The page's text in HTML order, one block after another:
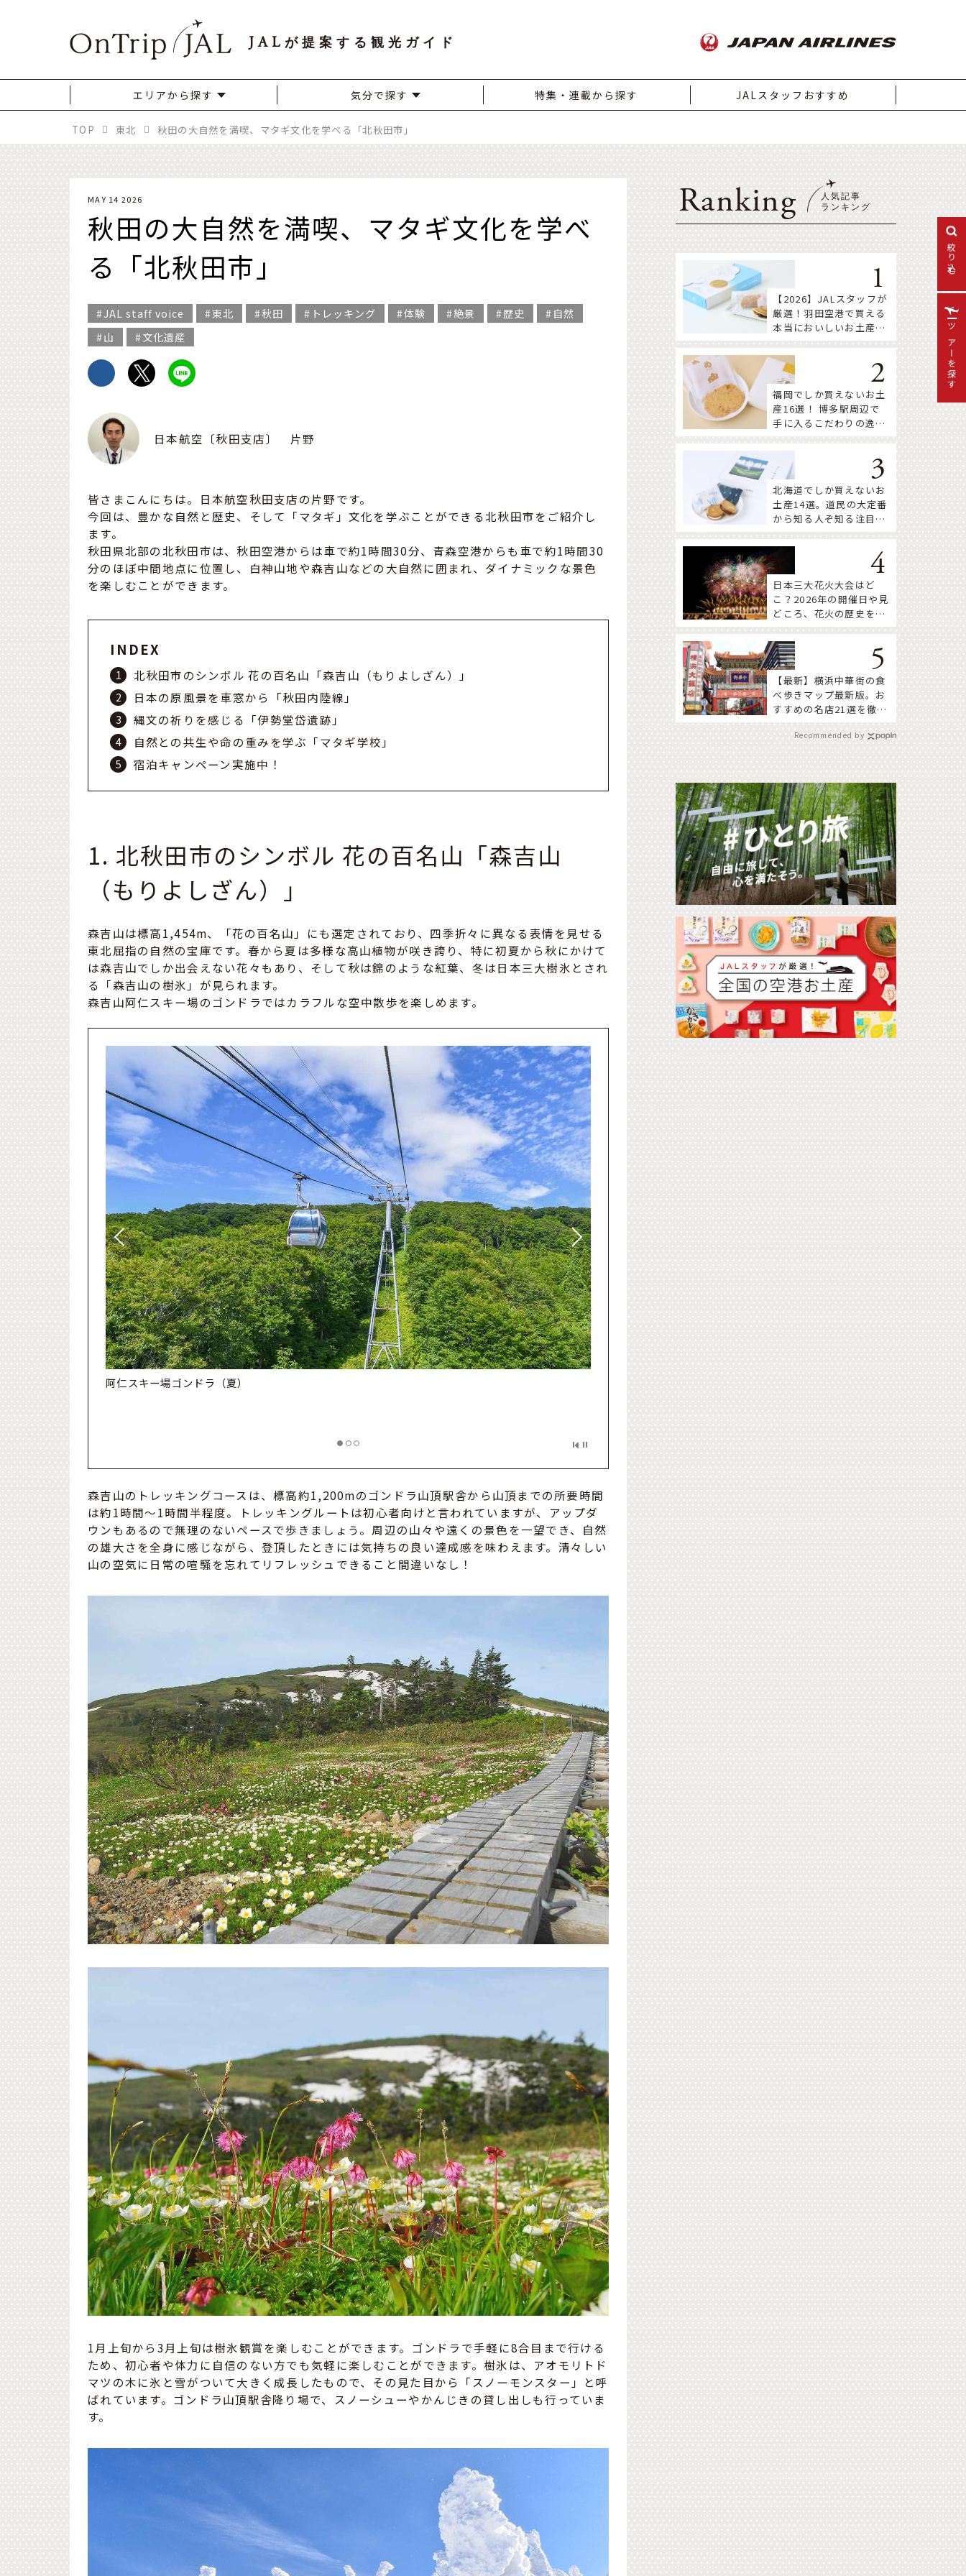
絞り込む
JAL が提案する観光ガイド
エリアから探す 気分で探す 特集・連載から探す JALスタッフおすすめ
TOP 東北 秋田の大自然を満喫、マタギ文化を学べる「北秋田市」
MAY 14 2026
秋田の大自然を満喫、マタギ文化を学べ
る「北秋田市」
JAL staff voice 東北 秋田 トレッキング 体験 絶景 歴史
自然
山
文化遺産
日本航空〔秋田支店〕 片野
皆さまこんにちは。日本航空秋田支店の片野です。
今回は、豊かな自然と歴史、そして「マタギ」文化を学ぶことができる北秋田市をご紹介し
ます。
秋田県北部の北秋田市は、秋田空港からは車で約1時間30分、青森空港からも車で約1時間30
分のほぼ中間地点に位置し、白神山地や森吉山などの大自然に囲まれ、ダイナミックな景色
を楽しむことができます。
INDEX
北秋田市のシンボル 花の百名山「森吉山（もりよしざん）」
日本の原風景を車窓から「秋田内陸線」
縄文の祈りを感じる「伊勢堂岱遺跡」
自然との共生や命の重みを学ぶ「マタギ学校」
宿泊キャンペーン実施中！
1. 北秋田市のシンボル 花の百名山「森吉山
（もりよしざん）」
森吉山は標高1,454m、「花の百名山」にも選定されており、四季折々に異なる表情を見せる
東北屈指の自然の宝庫です。春から夏は多様な高山植物が咲き誇り、特に初夏から秋にかけて
は森吉山でしか出会えない花々もあり、そして秋は錦のような紅葉、冬は日本三大樹氷とされ
る「森吉山の樹氷」が見られます。
森吉山阿仁スキー場のゴンドラではカラフルな空中散歩を楽しめます。
森吉山のトレッキングコースは、標高約1,200mのゴンドラ山頂駅舎から山頂までの所要時間
は約1時間〜1時間半程度。トレッキングルートは初心者向けと言われていますが、アップダ
ウンもあるので無理のないペースで歩きましょう。周辺の山々や遠くの景色を一望でき、自然
の雄大さを全身に感じながら、登頂したときには気持ちの良い達成感を味わえます。清々しい
山の空気に日常の喧騒を忘れてリフレッシュできること間違いなし！
1月上旬から3月上旬は樹氷観賞を楽しむことができます。ゴンドラで手軽に8合目まで行ける
ため、初心者や体力に自信のない方でも気軽に楽しむことができます。樹氷は、アオモリトド
マツの木に氷と雪がついて大きく成長したもので、その見た目から「スノーモンスター」と呼
ばれています。ゴンドラ山頂駅舎降り場で、スノーシューやかんじきの貸し出しも行っていま
す。
Ranking
【2026】JALスタッフが
厳選！羽田空港で買える
本当においしいお土産18
福岡でしか買えないお土
産16選！ 博多駅周辺で
手に入るこだわりの逸品
北海道でしか買えないお
土産14選。道民の大定番
から知る人ぞ知る注目株
日本三大花火大会はど
こ？2026年の開催日や見
どころ、花火の歴史を知
【最新】横浜中華街の食
べ歩きマップ最新版。お
すすめの名店21選を徹底
Recommended by
ツアーを探す